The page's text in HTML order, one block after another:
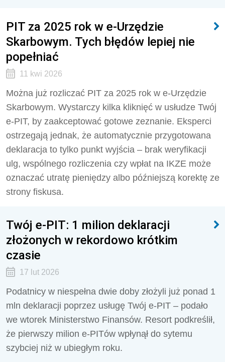
PIT za 2025 rok w e-Urzędzie
Skarbowym. Tych błędów lepiej nie
popełniać
11 kwi 2026
Można już rozliczać PIT za 2025 rok w e-Urzędzie
Skarbowym. Wystarczy kilka kliknięć w usłudze Twój
e-PIT, by zaakceptować gotowe zeznanie. Eksperci
ostrzegają jednak, że automatycznie przygotowana
deklaracja to tylko punkt wyjścia – brak weryfikacji
ulg, wspólnego rozliczenia czy wpłat na IKZE może
oznaczać utratę pieniędzy albo późniejszą korektę ze
strony fiskusa.
Twój e-PIT: 1 milion deklaracji
złożonych w rekordowo krótkim
czasie
17 lut 2026
Podatnicy w niespełna dwie doby złożyli już ponad 1
mln deklaracji poprzez usługę Twój e-PIT – podało
we wtorek Ministerstwo Finansów. Resort podkreślił,
że pierwszy milion e-PITów wpłynął do sytemu
szybciej niż w ubiegłym roku.